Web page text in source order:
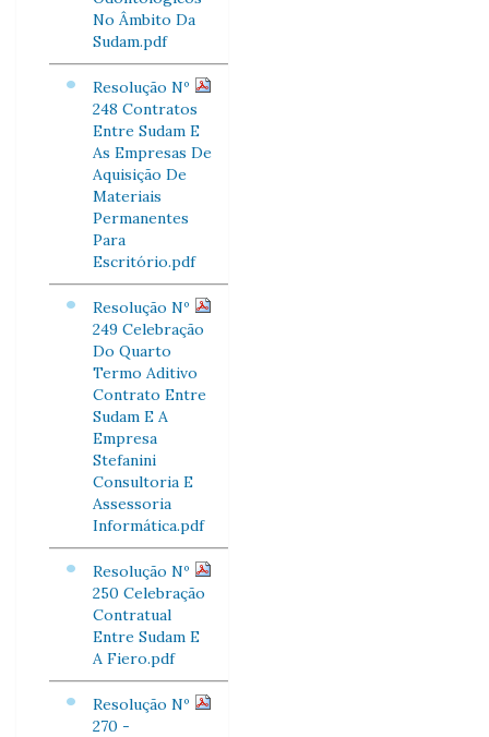
No Âmbito Da
Sudam.pdf
Resolução Nº
248 Contratos
Entre Sudam E
As Empresas De
Aquisição De
Materiais
Permanentes
Para
Escritório.pdf
Resolução Nº
249 Celebração
Do Quarto
Termo Aditivo
Contrato Entre
Sudam E A
Empresa
Stefanini
Consultoria E
Assessoria
Informática.pdf
Resolução Nº
250 Celebração
Contratual
Entre Sudam E
A Fiero.pdf
Resolução Nº
270 -